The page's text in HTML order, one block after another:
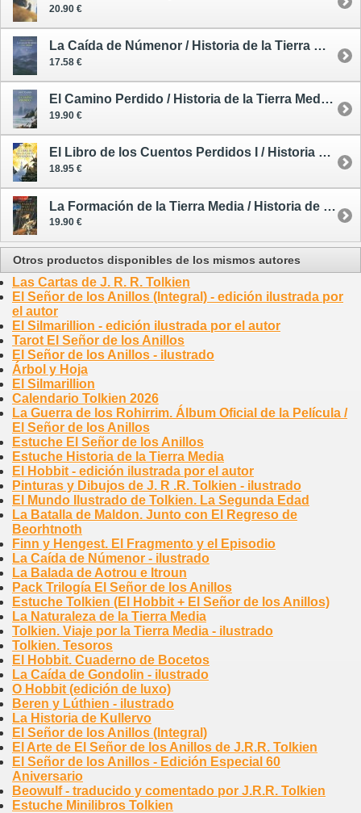
20.90 €
La Caída de Númenor / Historia de la Tierra Media 6
17.58 €
El Camino Perdido / Historia de la Tierra Media 5
19.90 €
El Libro de los Cuentos Perdidos I / Historia de la Tierra Media 1
18.95 €
La Formación de la Tierra Media / Historia de la Tierra Media 4
19.90 €
Otros productos disponibles de los mismos autores
Las Cartas de J. R. R. Tolkien
El Señor de los Anillos (Integral) - edición ilustrada por
el autor
El Silmarillion - edición ilustrada por el autor
Tarot El Señor de los Anillos
El Señor de los Anillos - ilustrado
Árbol y Hoja
El Silmarillion
Calendario Tolkien 2026
La Guerra de los Rohirrim. Álbum Oficial de la Película /
El Señor de los Anillos
Estuche El Señor de los Anillos
Estuche Historia de la Tierra Media
El Hobbit - edición ilustrada por el autor
Pinturas y Dibujos de J. R .R. Tolkien - ilustrado
El Mundo Ilustrado de Tolkien. La Segunda Edad
La Batalla de Maldon. Junto con El Regreso de
Beorhtnoth
Finn y Hengest. El Fragmento y el Episodio
La Caída de Númenor - ilustrado
La Balada de Aotrou e Itroun
Pack Trilogía El Señor de los Anillos
Estuche Tolkien (El Hobbit + El Señor de los Anillos)
La Naturaleza de la Tierra Media
Tolkien. Viaje por la Tierra Media - ilustrado
Tolkien. Tesoros
El Hobbit. Cuaderno de Bocetos
La Caída de Gondolin - ilustrado
O Hobbit (edición de luxo)
Beren y Lúthien - ilustrado
La Historia de Kullervo
El Señor de los Anillos (Integral)
El Arte de El Señor de los Anillos de J.R.R. Tolkien
El Señor de los Anillos - Edición Especial 60
Aniversario
Beowulf - traducido y comentado por J.R.R. Tolkien
Estuche Minilibros Tolkien